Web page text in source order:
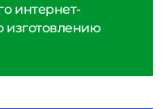
интернет-
изготовлению